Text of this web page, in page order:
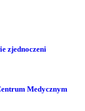
zjednoczeni
Medycznym